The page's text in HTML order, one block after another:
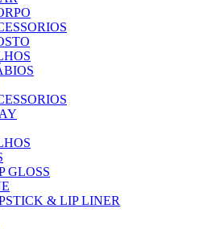
GLOSS
& LIP LINER